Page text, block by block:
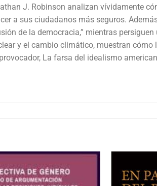
J. Robinson analizan vívidamente
a sus ciudadanos más seguros.
de la democracia,” mientras
y el cambio climático, muestran
La farsa del idealismo